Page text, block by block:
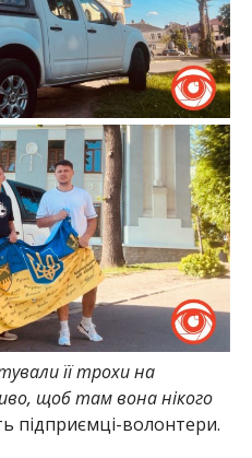
її трохи на
щоб там вона нікого
підприємці-волонтери.